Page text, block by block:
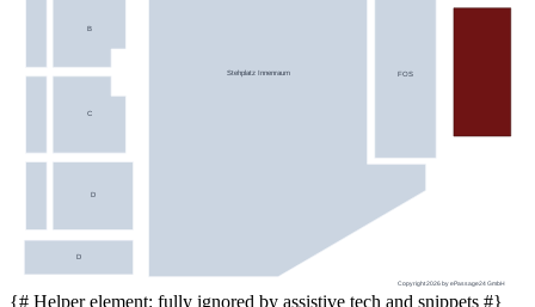
D
D
B
C
FOS
Stehplatz Innenraum
Copyright 2026 by ePassage24 GmbH
{# Helper element: fully ignored by assistive tech and snippets #}